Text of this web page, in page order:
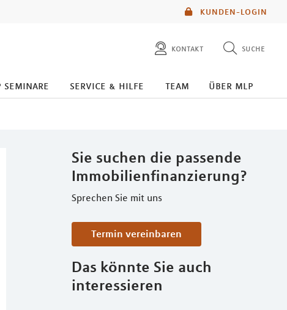
KUNDEN-LOGIN
kontakt suche
diese website durchsuchen
seminare service & hilfe team über mlp
Sie suchen die passende
Immobilienfinanzierung?
Sprechen Sie mit uns
Termin vereinbaren
Das könnte Sie auch
interessieren